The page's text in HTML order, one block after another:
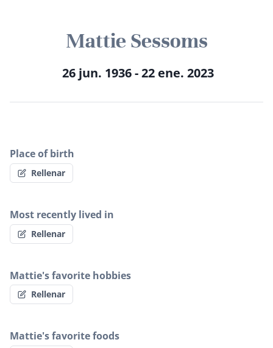
Mattie Sessoms
26 jun. 1936 - 22 ene. 2023
Place of birth
Rellenar
Most recently lived in
Rellenar
Mattie's favorite hobbies
Rellenar
Mattie's favorite foods